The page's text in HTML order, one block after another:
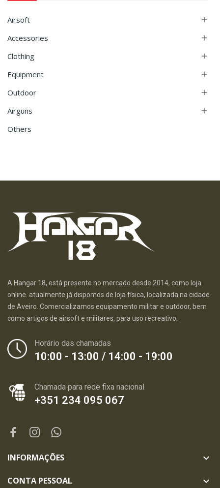
Airsoft 
Accessories 
Clothing 
Equipment 
Outdoor 
Airguns 
Others
A Hangar 18, está presente no mercado desde 2014, como loja
online. atualmente já dispomos de loja física, localizada na cidade
de Aveiro. Comercializamos equipamento militar e outdoor, bem
como artigos de airsoft e militares, para uso recreativo.
Horário das chamadas
10:00 - 13:00 / 14:00 - 19:00
Chamada para rede fixa nacional
+351 234 095 067
INFORMAÇÕES 
CONTA PESSOAL 